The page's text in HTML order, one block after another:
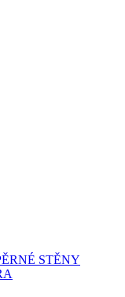
STĚNY